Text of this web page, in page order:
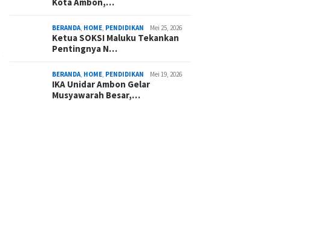
BERANDA HOME PENDIDIKAN Mei 25, 2026
Ketua SOKSI Maluku Tekankan
Pentingnya N…
BERANDA HOME PENDIDIKAN Mei 19, 2026
IKA Unidar Ambon Gelar
Musyawarah Besar,…